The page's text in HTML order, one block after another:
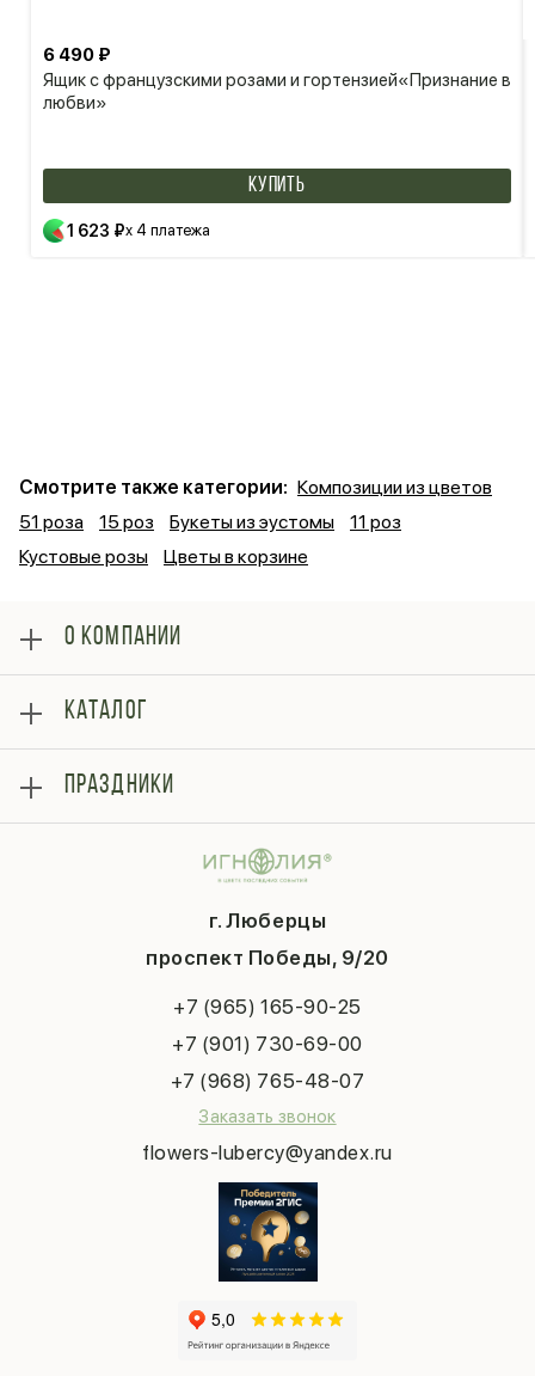
Ящик с французскими розами и гортензией«Признание в
любви»
6 490 ₽
КУПИТЬ
1 623 ₽x 4 платежа
Смотрите также категории: Композиции из цветов
51 роза
15 роз Букеты из эустомы
11 роз
Кустовые розы
Цветы в корзине
г. Люберцы
проспект Победы, 9/20
+7 (965) 165-90-25
+7 (901) 730-69-00
+7 (968) 765-48-07
Заказать звонок
flowers-lubercy@yandex.ru
О КОМПАНИИ
Оплата
Отзывы
Блог
Гарантии
Контакты
Публичная оферта
КАТАЛОГ
Букеты
Композиции
ПРАЗДНИКИ
Последний звонок